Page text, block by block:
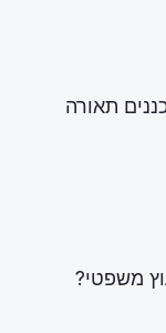
תאורה
משפטי?